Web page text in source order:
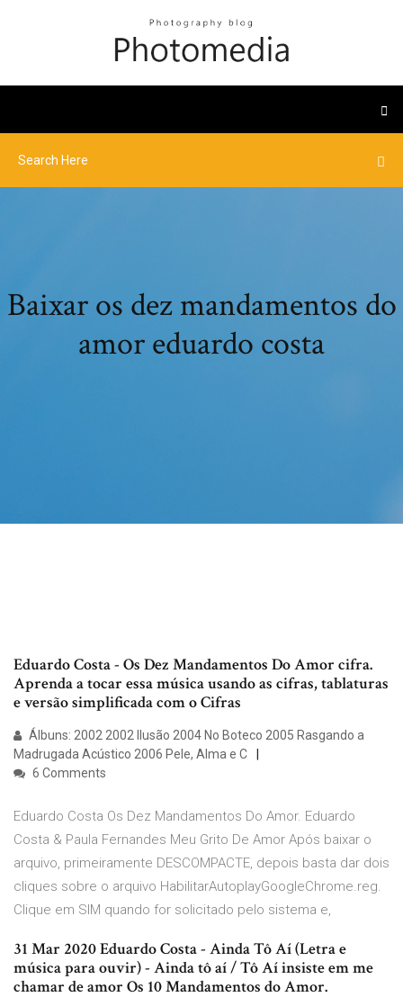
Baixar os dez mandamentos do
amor eduardo costa
Eduardo Costa - Os Dez Mandamentos Do Amor cifra.
Aprenda a tocar essa música usando as cifras, tablaturas
e versão simplificada com o Cifras
Álbuns: 2002 2002 Ilusão 2004 No Boteco 2005 Rasgando a
Madrugada Acústico 2006 Pele, Alma e C
6 Comments
Eduardo Costa Os Dez Mandamentos Do Amor. Eduardo
Costa & Paula Fernandes Meu Grito De Amor Após baixar o
arquivo, primeiramente DESCOMPACTE, depois basta dar dois
cliques sobre o arquivo HabilitarAutoplayGoogleChrome.reg.
Clique em SIM quando for solicitado pelo sistema e,
31 Mar 2020 Eduardo Costa - Ainda Tô Aí (Letra e
música para ouvir) - Ainda tô aí / Tô Aí insiste em me
chamar de amor Os 10 Mandamentos do Amor.